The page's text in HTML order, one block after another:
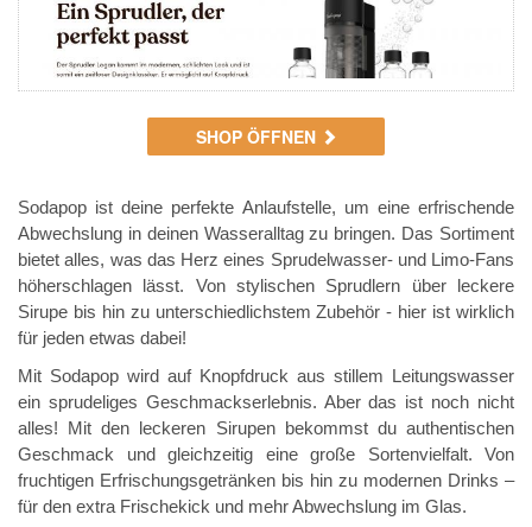
SHOP ÖFFNEN
Sodapop ist deine perfekte Anlaufstelle, um eine erfrischende
Abwechslung in deinen Wasseralltag zu bringen. Das Sortiment
bietet alles, was das Herz eines Sprudelwasser- und Limo-Fans
höherschlagen lässt. Von stylischen Sprudlern über leckere
Sirupe bis hin zu unterschiedlichstem Zubehör - hier ist wirklich
für jeden etwas dabei!
Mit Sodapop wird auf Knopfdruck aus stillem Leitungswasser
ein sprudeliges Geschmackserlebnis. Aber das ist noch nicht
alles! Mit den leckeren Sirupen bekommst du authentischen
Geschmack und gleichzeitig eine große Sortenvielfalt. Von
fruchtigen Erfrischungsgetränken bis hin zu modernen Drinks –
für den extra Frischekick und mehr Abwechslung im Glas.